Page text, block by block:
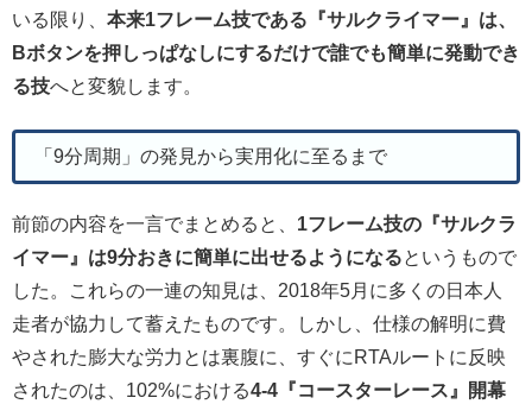
いる限り、 本来1フレーム技である『サルクライマー』は、
Bボタンを押しっぱなしにするだけで誰でも簡単に発動でき
る技へと変貌します。
「9分周期」の発見から実用化に至るまで
前節の内容を一言でまとめると、 1フレーム技の『サルクラ
イマー』は9分おきに簡単に出せるようになるというもので
した。これらの一連の知見は、2018年5月に多くの日本人
走者が協力して蓄えたものです。しかし、仕様の解明に費
やされた膨大な労力とは裏腹に、すぐにRTAルートに反映
されたのは、102%における4-4『コースターレース』開幕